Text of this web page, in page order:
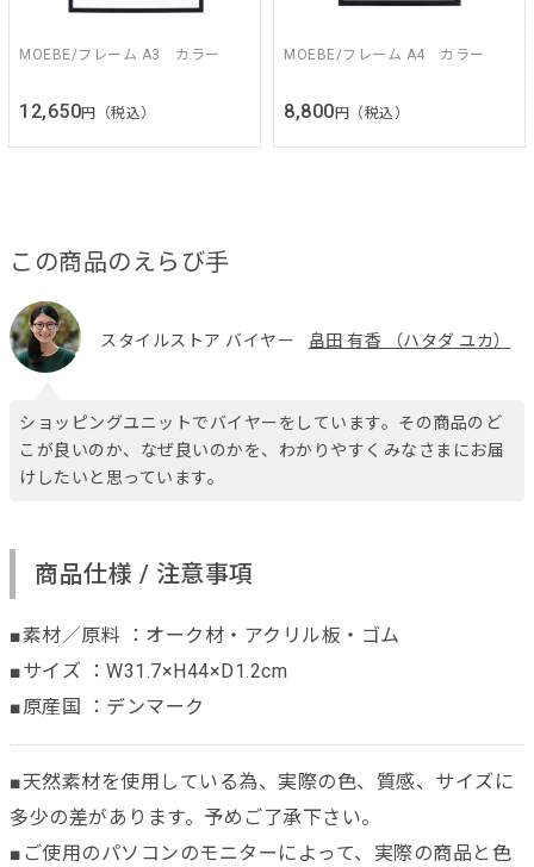
MOEBE/フレーム A3 カラー
12,650円（税込）
MOEBE/フレーム A4 カラー
8,800 円（税込）
この商品のえらび手
スタイルストア バイヤー 畠田 有香 （ハタダ ユカ）
ショッピングユニットでバイヤーをしています。その商品のど
こが良いのか、なぜ良いのかを、わかりやすくみなさまにお届
けしたいと思っています。
商品仕様 / 注意事項
■素材／原料 ：オーク材・アクリル板・ゴム
■サイズ ：W31.7×H44×D1.2cm
■原産国 ：デンマーク
■天然素材を使用している為、実際の色、質感、サイズに
多少の差があります。予めご了承下さい。
■ご使用のパソコンのモニターによって、実際の商品と色